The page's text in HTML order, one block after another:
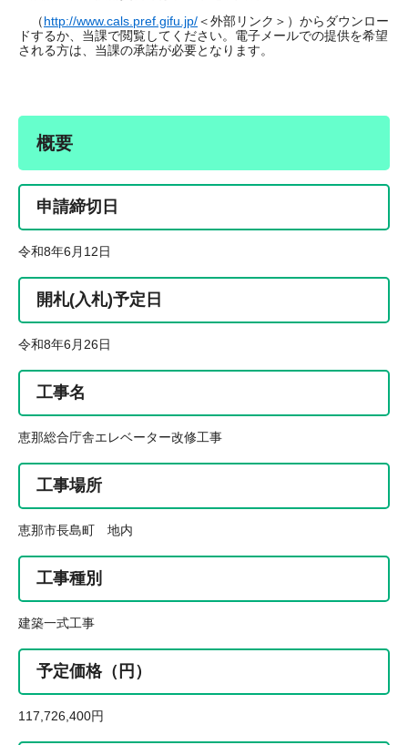
（http://www.cals.pref.gifu.jp/＜外部リンク＞ ）からダウンロー
ドするか、当課で閲覧してください。電子メールでの提供を希望
される方は、当課の承諾が必要となります。
概要
申請締切日
令和8年6月12日
開札(入札)予定日
令和8年6月26日
工事名
恵那総合庁舎エレベーター改修工事
工事場所
恵那市長島町 地内
工事種別
建築一式工事
予定価格（円）
117,726,400円